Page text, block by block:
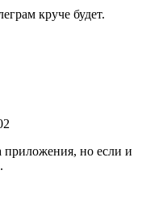
круче будет.
приложения, но если и